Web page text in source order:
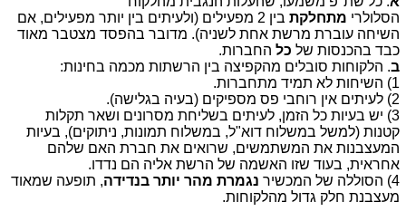
הסלולרי מתחלקת
בין 2 מפעילים (ולעיתים בין יותר מפעילים, אם
השיחה עוברת מרשת אחת לשניה). מדובר בהפסד מצטבר מאוד
כבד בהכנסות של כל החברות.
ב. הלקוחות סובלים מהקפיצה בין הרשתות מכמה בחינות:
1) השיחות לא תמיד מתחברות.
2) לעיתים אין רוחבי פס מספיקים (בעיה בגלישה).
3) יש בעיות כל הזמן, לעיתים בשליחת מסרונים ושאר תקלות
קטנות (למשל במשלוח דוא"ל, במשלוח תמונות, ניתוקים), בעיות
המעצבנות את המשתמשים, שרואים את חברת האם שלהם
אחראית, בעוד שזו האשמה של הרשת אליה הם נדדו.
4) הסוללה של המכשיר
נגמרת מהר יותר בנדידה, תופעה שמאוד
מעצבנת חלק גדול מהלקוחות.